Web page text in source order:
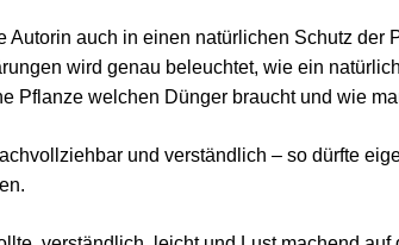
Autorin auch in einen natürlichen Schutz der
wird genau beleuchtet, wie ein
Pflanze welchen Dünger braucht und wie
und verständlich – so dürfte